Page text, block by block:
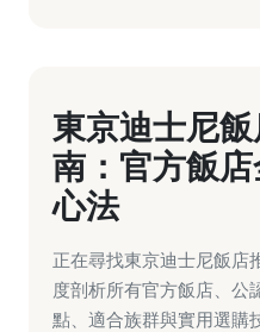
東京迪士尼
南：官方飯
心法
正在尋找東京迪士尼飯店
度剖析所有官方飯店、公
點、適合族群與實用選購